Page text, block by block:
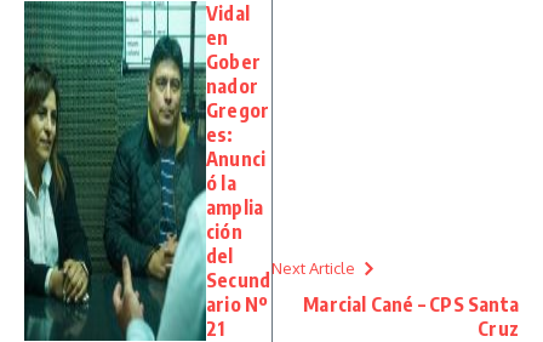
Vidal
en
Gober
nador
Gregor
es:
Anunci
ó la
amplia
ción
del
Secund
ario Nº
21
Next Article
Marcial Cané – CPS Santa
Cruz